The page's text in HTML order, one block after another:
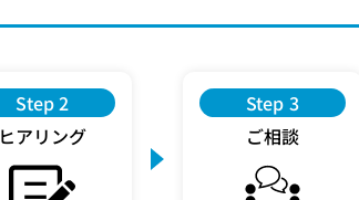
Step 2
ヒアリング
Step 3
ご相談